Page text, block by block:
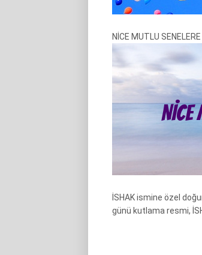
NİCE MUTLU
İSHAK ismine özel
günü kutlama resmi,